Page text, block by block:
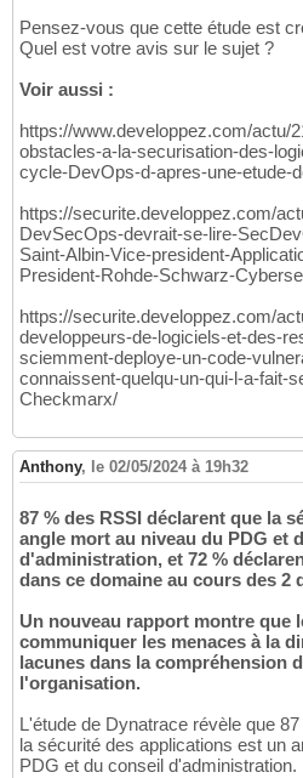
Pensez-vous que cette étude est
Quel est votre avis sur le sujet ?
Voir aussi :
https://www.developpez.com/actu/
obstacles-a-la-securisation-des-
cycle-DevOps-d-apres-une-etude-
https://securite.developpez.com/
DevSecOps-devrait-se-lire-
Saint-Albin-Vice-president-
President-Rohde-Schwarz-
https://securite.developpez.com/
developpeurs-de-logiciels-et-des-
sciemment-deploye-un-code-
connaissent-quelqu-un-qui-l-a-fait-
Checkmarx/
Anthony, le 02/05/2024 à 19h32
87 % des RSSI déclarent que la
angle mort au niveau du PDG et
d'administration, et 72 %
dans ce domaine au cours des 2
Un nouveau rapport montre que
communiquer les menaces à la
lacunes dans la compréhension
l'organisation.
L'étude de Dynatrace révèle que
la sécurité des applications est un
PDG et du conseil d'administration.